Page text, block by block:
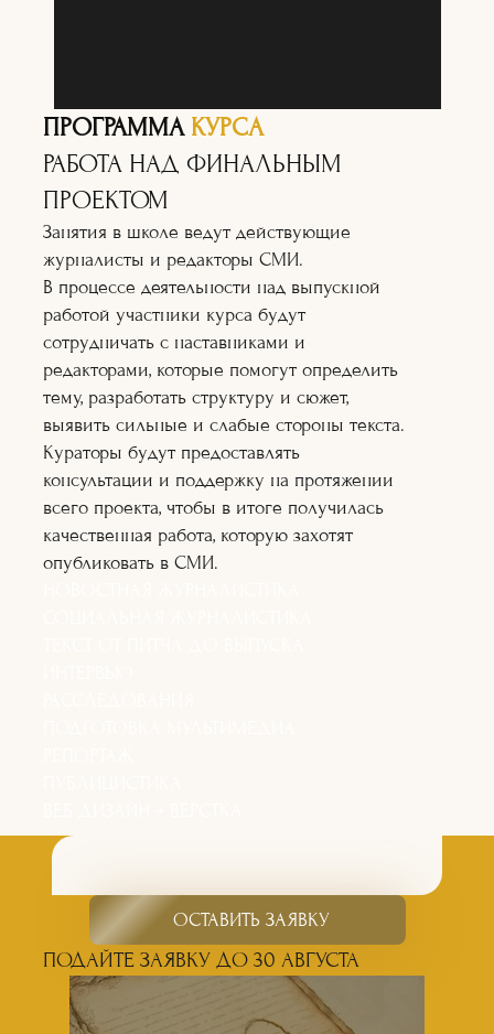
ПРОГРАММА КУРСА
РАБОТА НАД ФИНАЛЬНЫМ
ПРОЕКТОМ
Занятия в школе ведут действующие
журналисты и редакторы СМИ.
В процессе деятельности над выпускной
работой участники курса будут
сотрудничать с наставниками и
редакторами, которые помогут определить
тему, разработать структуру и сюжет,
выявить сильные и слабые стороны текста.
Кураторы будут предоставлять
консультации и поддержку на протяжении
всего проекта, чтобы в итоге получилась
качественная работа, которую захотят
опубликовать в СМИ.
ОСТАВИТЬ ЗАЯВКУ
ПОДАЙТЕ ЗАЯВКУ ДО 30 АВГУСТА